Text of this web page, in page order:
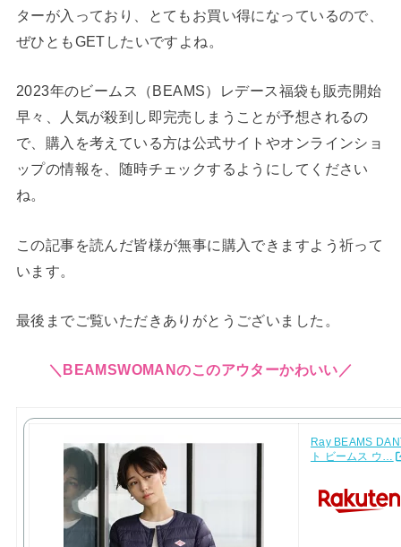
ターが入っており、とてもお買い得になっているので、
ぜひともGETしたいですよね。
2023年のビームス（BEAMS）レデース福袋も販売開始
早々、人気が殺到し即完売しまうことが予想されるの
で、購入を考えている方は公式サイトやオンラインショ
ップの情報を、随時チェックするようにしてください
ね。
この記事を読んだ皆様が無事に購入できますよう祈って
います。
最後までご覧いただきありがとうございました。
＼BEAMSWOMANのこのアウターかわいい／
Ray BEAMS
ト ビームス ウ…